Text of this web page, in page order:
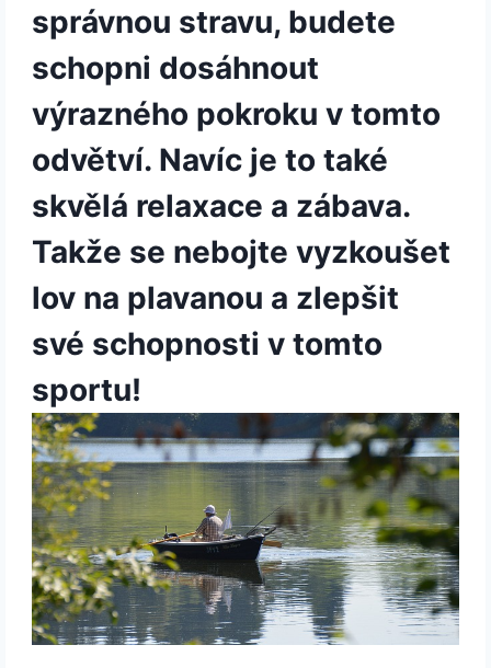
správnou stravu, budete
schopni dosáhnout
výrazného pokroku v tomto
odvětví. Navíc je to také
skvělá relaxace a zábava.
Takže se nebojte vyzkoušet
lov na plavanou a zlepšit
své schopnosti v tomto
sportu!